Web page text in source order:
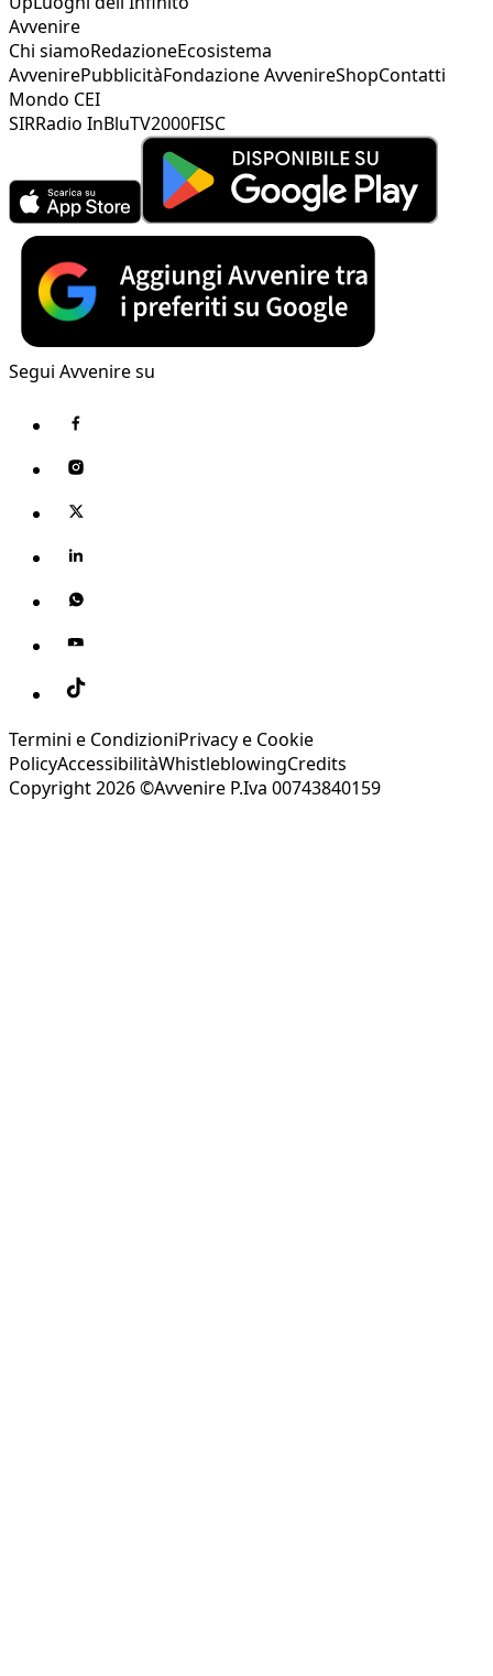
Avvenire
Chi siamoRedazioneEcosistema
AvvenirePubblicitàFondazione AvvenireShopContatti
Mondo CEI
SIRRadio InBluTV2000FISC
Segui Avvenire su
Termini e CondizioniPrivacy e Cookie
PolicyAccessibilitàWhistleblowingCredits
Copyright 2026 ©Avvenire P.Iva 00743840159